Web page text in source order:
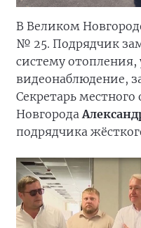
В Великом
№ 25. Подрядчик
систему отопления,
видеонаблюдение,
Секретарь
Новгорода
подрядчика